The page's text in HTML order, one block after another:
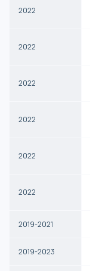
2022
2022
2022
2022
2022
2022
2019-2021
2019-2023